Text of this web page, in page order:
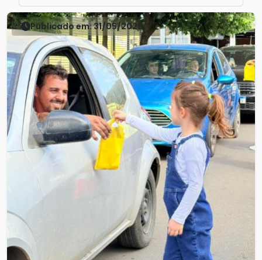
Publicado em: 31/05/2025